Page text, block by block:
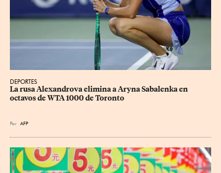
DEPORTES
La rusa Alexandrova elimina a Aryna Sabalenka en
octavos de WTA 1000 de Toronto
Por AFP